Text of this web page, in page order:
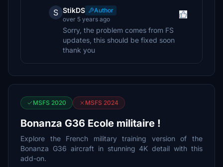
S StikDS
Author
over 5 years ago
Sorry, the problem comes from FS
updates, this should be fixed soon
thank you
MSFS 2020 MSFS 2024
Bonanza G36 Ecole militaire !
Explore the French military training version of the
Bonanza G36 aircraft in stunning 4K detail with this
add-on.